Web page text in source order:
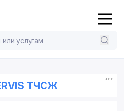
ТЧСЖ